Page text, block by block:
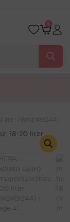
0
liter (WNDR9244)